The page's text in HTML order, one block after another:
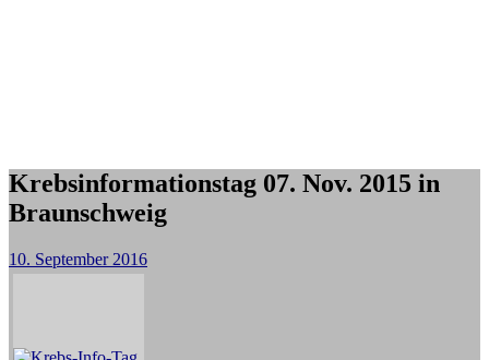
Krebsinformationstag 07. Nov. 2015 in
Braunschweig
10. September 2016